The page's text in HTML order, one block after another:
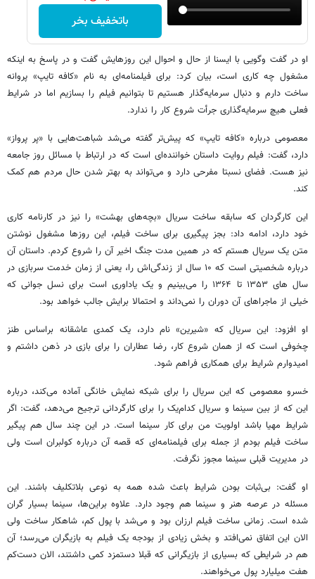
باتخفیف بخر
او در گفت وگویی با ایسنا از حال و احوال این روزهایش گفت و در پاسخ به اینکه
مشغول چه کاری است، بیان کرد: برای فیلمنامه‌ای به نام «کافه تایپ» پروانه
ساخت دارم و دنبال سرمایه‌گذار هستیم تا بتوانیم فیلم را بسازیم اما در شرایط
فعلی هیچ سرمایه‌گذاری جرأت شروع کار را ندارد.
معصومی درباره «کافه تایپ» که پیش‌تر گفته می‌شد شباهت‌هایی با «پر پرواز»
دارد، گفت: فیلم روایت داستان‌ خواننده‌ای است که در ارتباط با مسائل روز جامعه
نیز هست. فضای نسبتا مفرحی دارد و می‌تواند به بهتر شدن حال مردم هم کمک
کند.
این کارگردان که سابقه ساخت سریال «بچه‌های بهشت» را نیز در کارنامه کاری
خود دارد، ادامه داد: بجز پیگیری‌ برای ساخت فیلم، این روزها مشغول نوشتن
متن یک سریال هستم که در همین مدت جنگ اخیر آن را شروع کردم. داستان آن
درباره شخصیتی است که ۱۰ سال از زندگی‌اش را، یعنی از زمان خدمت سربازی‌ در
سال های ۱۳۵۳ تا ۱۳۶۴ را می‌بینیم و یک یاداوری است برای نسل جوانی که
خیلی از ماجراهای آن دوران را نمی‌داند و احتمالا برایش جالب خواهد بود.
او افزود: این سریال که «شیرین» نام دارد، یک کمدی عاشقانه براساس طنز
چخوفی است که از همان شروع کار، رضا عطاران را برای بازی در ذهن داشتم و
امیدوارم شرایط برای همکاری فراهم شود.
خسرو معصومی که این سریال را برای شبکه نمایش خانگی آماده می‌کند، درباره
این که از بین سینما و سریال کدام‌یک را برای کارگردانی ترجیح می‌دهد، گفت: اگر
شرایط مهیا باشد اولویت من برای کار سینما است. در این چند سال هم پیگیر
ساخت فیلم بودم از جمله برای فیلمنامه‌ای که قصه آن درباره کولبران است ولی
در مدیریت قبلی سینما مجوز نگرفت.
او گفت:‌ بی‌ثبات بودن شرایط باعث شده همه به نوعی بلاتکلیف باشند. این
مسئله در عرصه هنر و سینما هم وجود دارد. علاوه براین‌ها، سینما بسیار گران
شده است. زمانی ساخت فیلم ارزان بود و می‌شد با پول کم، شاهکار ساخت ولی
الان این اتفاق نمی‌افتد و بخش زیادی از بودجه یک فیلم به بازیگران می‌رسد؛ آن
هم در شرایطی که بسیاری از بازیگرانی که قبلا دستمزد کمی داشتند، الان دست‌کم
هفت میلیارد پول می‌خواهند.